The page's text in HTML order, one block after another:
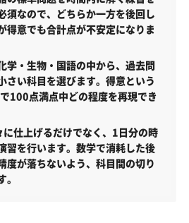
須なので、どちらか一方を後回し
得意でも合計点が不安定になりま
学・生物・国語の中から、過去問
さい科目を選びます。得意という
100点満点中どの程度を再現でき
仕上げるだけでなく、1日分の時
習を行います。数学で消耗した後
度が落ちないよう、科目間の切り